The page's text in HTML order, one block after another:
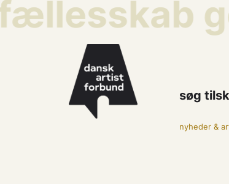
søg
nyheder &